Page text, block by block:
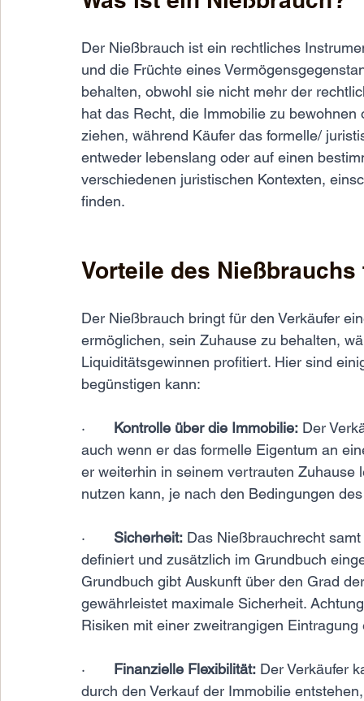
Der Nießbrauch ist ein rechtliches
und die Früchte eines
behalten, obwohl sie nicht mehr der
hat das Recht, die Immobilie zu
ziehen, während Käufer das formelle/
entweder lebenslang oder auf einen
verschiedenen juristischen Kontexten,
finden.
Vorteile des Nießbrauchs
Der Nießbrauch bringt für den Verkäufer
ermöglichen, sein Zuhause zu behalten,
Liquiditätsgewinnen profitiert. Hier sind
begünstigen kann:
· Kontrolle über die Immobilie: Der
auch wenn er das formelle Eigentum an
er weiterhin in seinem vertrauten
nutzen kann, je nach den Bedingungen
· Sicherheit: Das Nießbrauchrecht
definiert und zusätzlich im Grundbuch
Grundbuch gibt Auskunft über den Grad
gewährleistet maximale Sicherheit.
Risiken mit einer zweitrangigen
· Finanzielle Flexibilität: Der Verkäufer
durch den Verkauf der Immobilie